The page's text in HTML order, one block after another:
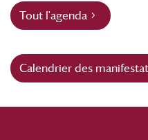
Tout l'agenda
Calendrier des